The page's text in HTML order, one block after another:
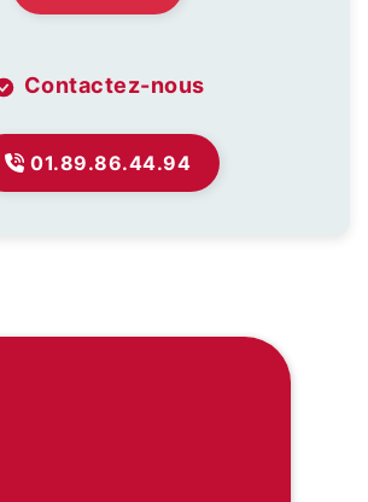
Contactez-nous
01.89.86.44.94